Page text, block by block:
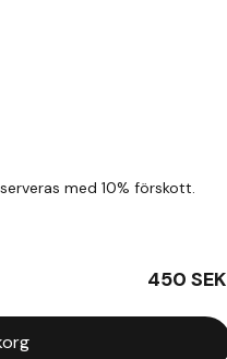
med 10% förskott.
450 SEK